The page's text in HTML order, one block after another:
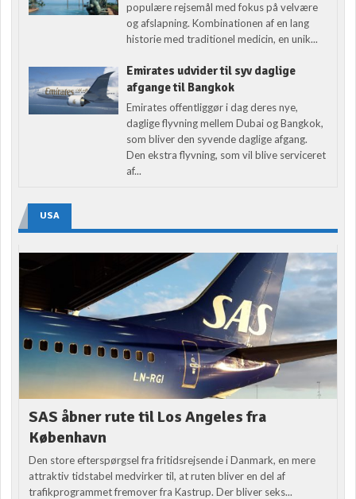
populære rejsemål med fokus på velvære
og afslapning. Kombinationen af en lang
historie med traditionel medicin, en unik...
Emirates udvider til syv daglige
afgange til Bangkok
Emirates offentliggør i dag deres nye,
daglige flyvning mellem Dubai og Bangkok,
som bliver den syvende daglige afgang.
Den ekstra flyvning, som vil blive serviceret
af...
USA
SAS åbner rute til Los Angeles fra
København
Den store efterspørgsel fra fritidsrejsende i Danmark, en mere
attraktiv tidstabel medvirker til, at ruten bliver en del af
trafikprogrammet fremover fra Kastrup. Der bliver seks...